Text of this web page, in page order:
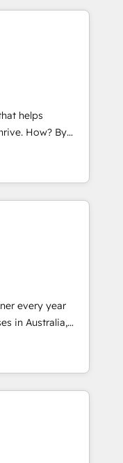
time
in
service
our business
and a
like SAP,
and
helps
By
revenue-
devout CRM
custom digital
drives more
your
to work with you
systems
Time-
every year
their full
CRM
marketing,
and have